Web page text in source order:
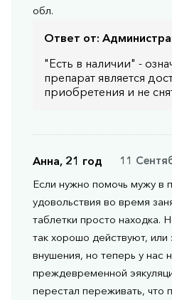
обл.
Ответ от:
"Есть в наличии" -
препарат является
приобретения и не
Анна, 21 год
11
Если нужно помочь мужу в
удовольствия во время
таблетки просто находка.
так хорошо действуют,
внушения, но теперь у нас
преждевременной
перестал переживать, что